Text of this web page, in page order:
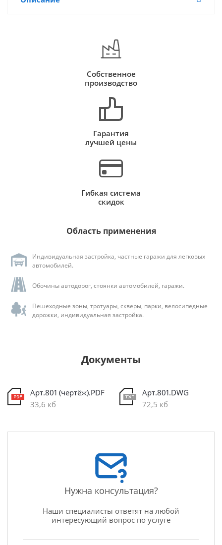
Собственное
производство
Гарантия
лучшей цены
Гибкая система
скидок
Область применения
Индивидуальная застройка, частные гаражи для легковых
автомобилей.
Обочины автодорог, стоянки автомобилей, гаражи.
Пешеходные зоны, тротуары, скверы, парки, велосипедные
дорожки, индивидуальная застройка.
Документы
Арт.801 (чертёж).PDF
33,6 кб
Арт.801.DWG
72,5 кб
Нужна консультация?
Наши специалисты ответят на любой
интересующий вопрос по услуге